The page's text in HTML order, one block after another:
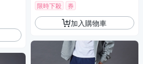
限時下殺
券
加入購物車